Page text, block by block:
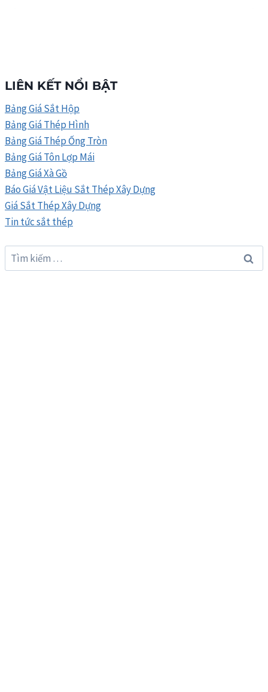
LIÊN KẾT NỔI BẬT
Bảng Giá Sắt Hộp
Bảng Giá Thép Hình
Bảng Giá Thép Ống Tròn
Bảng Giá Tôn Lợp Mái
Bảng Giá Xà Gồ
Báo Giá Vật Liệu Sắt Thép Xây Dựng
Giá Sắt Thép Xây Dựng
Tin tức sắt thép
Tìm
kiếm